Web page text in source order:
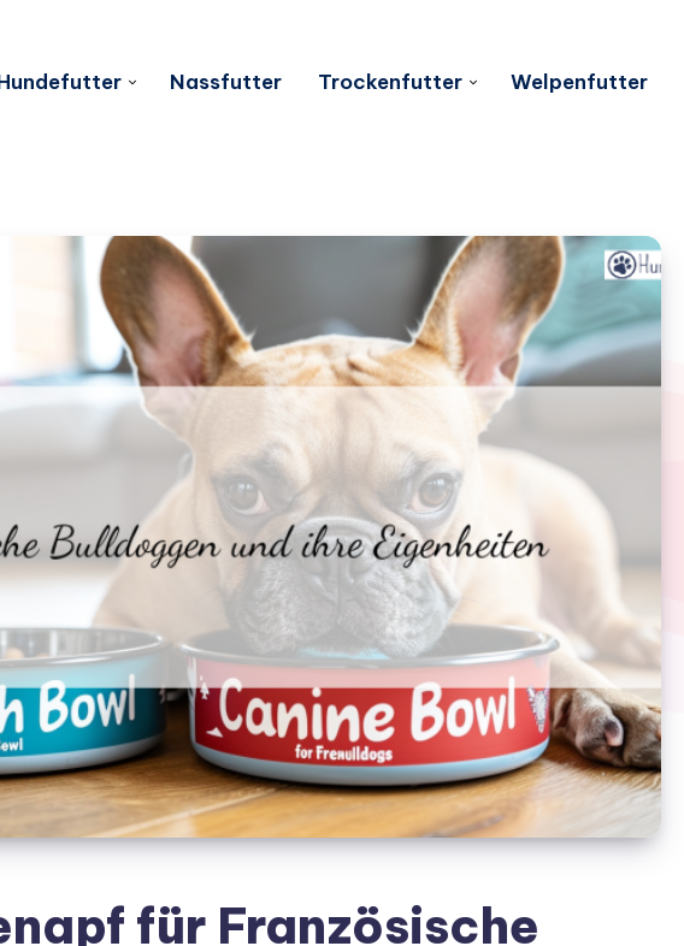
Nassfutter Trockenfutter Welpenfutter
für Französische